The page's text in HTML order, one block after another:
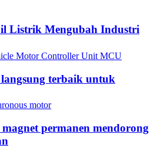
Listrik Mengubah Industri
terbaik untuk
permanen mendorong